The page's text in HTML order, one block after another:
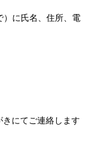
）に氏名、住所、電
にてご連絡します